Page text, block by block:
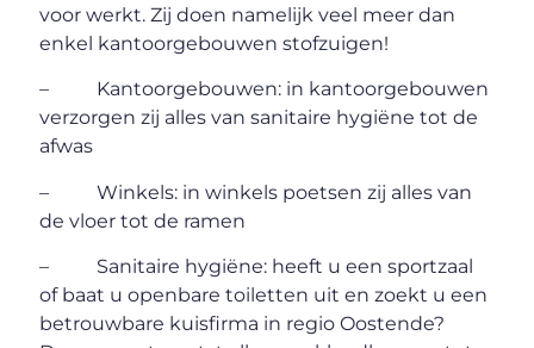
voor werkt. Zij doen namelijk veel meer dan
enkel kantoorgebouwen stofzuigen!
– Kantoorgebouwen: in kantoorgebouwen
verzorgen zij alles van sanitaire hygiëne tot de
afwas
– Winkels: in winkels poetsen zij alles van
de vloer tot de ramen
– Sanitaire hygiëne: heeft u een sportzaal
of baat u openbare toiletten uit en zoekt u een
betrouwbare kuisfirma in regio Oostende?